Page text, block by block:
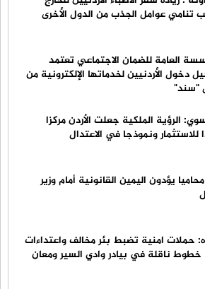
تنامي عوامل الجذب من الدول الأخرى
العامة للضمان الاجتماعي تعتمد
دخول الأردنيين لخدماتها الإلكترونية من
"سند"
الرؤية الملكية جعلت الأردن مركزا
للاستثمار ونموذجا في الاعتدال
محاميا يؤدون اليمين القانونية أمام وزير
حملات امنية تضبط بئر مخالف واعتداءات
ناقلة في بيادر وادي السير ومعان